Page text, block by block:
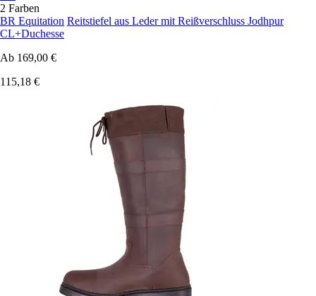
2 Farben
BR Equitation Reitstiefel aus Leder mit Reißverschluss Jodhpur
CL+Duchesse
Ab 169,00 €
115,18 €